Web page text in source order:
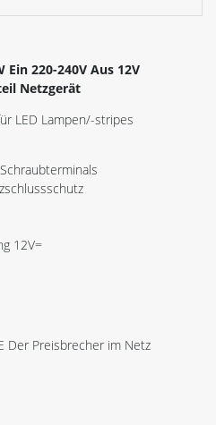
Ein 220-240V Aus 12V
Netzgerät
LED Lampen/-stripes
12V=
Der Preisbrecher im Netz